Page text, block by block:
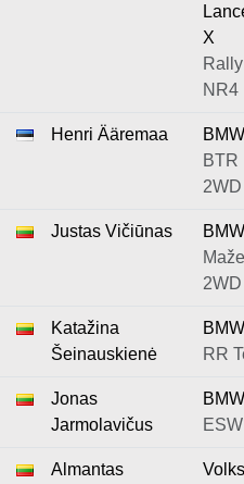
X
NR4
Henri Ääremaa
BTR
2WD
Justas Vičiūnas
2WD
Katažina
Šeinauskienė
RR
Jonas
Jarmolavičus
Almantas